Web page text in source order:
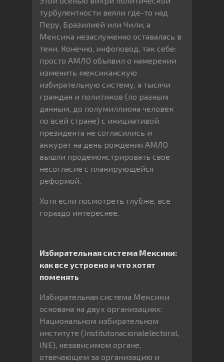
турбулентности веяли где-то над
Перу, Бразилией или Чили, а
Мексика незаслуженно оставалась в
тени. Конечно, инфоповод, так себе:
просто АМЛО объявил о намерении
изменить мексиканскую
избирательную систему, а тысячи
граждан и политиков (по разным
данным, до полумиллиона человек
по всей стране) с инициативой
президента не согласились и
аккурат на день рождения АМЛО
вышли продемонстрировать свое
несогласие с планирующейся
реформой.
Хотя если посмотреть глубже, все
гораздо интереснее.
Избирательная система Мексики:
как все устроено и что хотят
поменять
Избирательная система Мексики
основана на двух организациях:
Национальном избирательном
институте (Institutonacionalelectoral,
INE), независимом органе,
отвечающем за организацию и